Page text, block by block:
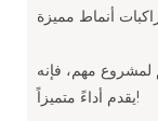
مهم، فإنه
يقدم أداءً متميزاً!